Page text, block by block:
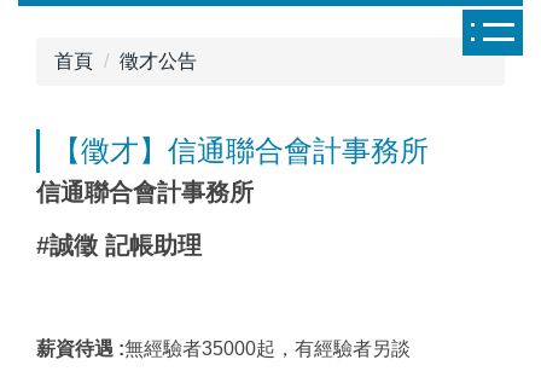
首頁 徵才公告
【徵才】信通聯合會計事務所
信通聯合會計事務所
#誠徵 記帳助理
薪資待遇 :無經驗者35000起，有經驗者另談